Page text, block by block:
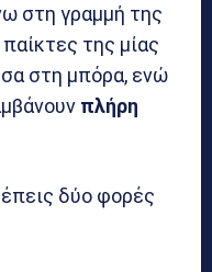
στη γραμμή της
της μίας
στη μπόρα, ενώ
πλήρη
δύο φορές